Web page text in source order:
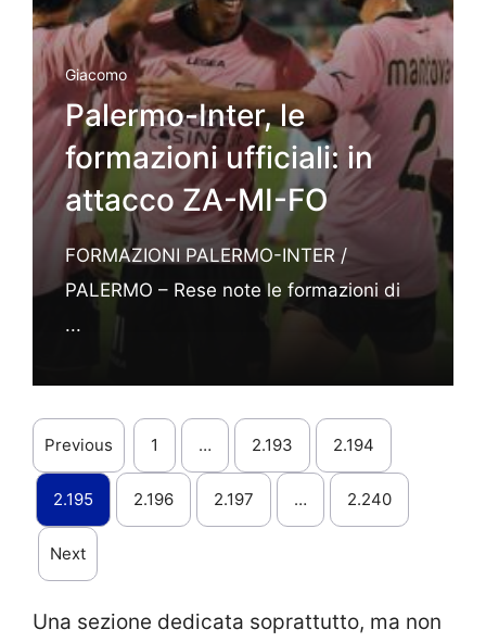
Giacomo
Palermo-Inter, le
formazioni ufficiali: in
attacco ZA-MI-FO
FORMAZIONI PALERMO-INTER /
PALERMO – Rese note le formazioni di
...
Previous 1 … 2.193 2.194
2.195 2.196 2.197 … 2.240
Next
Una sezione dedicata soprattutto, ma non